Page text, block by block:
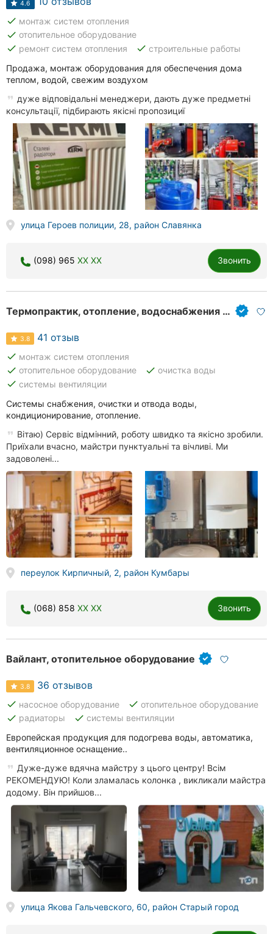
4.6
done монтаж систем отопления
done отопительное оборудование
done ремонт систем отопления done строительные работы
Продажа, монтаж оборудования для обеспечения дома
теплом, водой, свежим воздухом
дуже відповідальні менеджери, дають дуже предметні
консультації, підбирають якісні пропозициї
улица Героев полиции, 28, район Славянка
(098) 965 XX XX Звонить
Термопрактик, отопление, водоснабжения и кондиционирования
3.8 41 отзыв
done монтаж систем отопления
done отопительное оборудование done очистка воды
done системы вентиляции
Системы снабжения, очистки и отвода воды,
кондиционирование, отопление.
Вітаю) Сервіс відмінний, роботу швидко та якісно зробили.
Приїхали вчасно, майстри пунктуальні та вічливі. Ми
задоволені...
переулок Кирпичный, 2, район Кумбары
(068) 858 XX XX Звонить
Вайлант, отопительное оборудование
3.8 36 отзывов
done насосное оборудование done отопительное оборудование
done радиаторы done системы вентиляции
Европейская продукция для подогрева воды, автоматика,
вентиляционное оснащение..
Дуже-дуже вдячна майстру з цього центру! Всім
РЕКОМЕНДУЮ! Коли зламалась колонка , викликали майстра
додому. Він прийшов...
улица Якова Гальчевского, 60, район Старый город